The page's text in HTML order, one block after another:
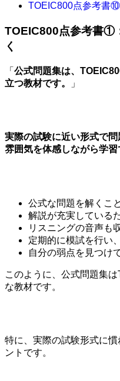
TOEIC800点参考書
TOEIC800点参考書①
く
「 公式問題集は、
立つ教材です。
」
実際の試験に近い形式で
雰囲気を体感しながら学習
公式な問題を解くこ
解説が充実している
リスニングの音声も
定期的に模試を行い
自分の弱点を見つけ
このように、公式問題集
な教材です。
特に、実際の試験形式に
ントです。